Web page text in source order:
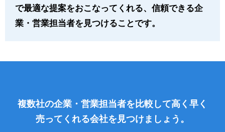
で最適な提案をおこなってくれる、信頼できる企
業・営業担当者を見つけることです。
複数社の企業・営業担当者を比較して高く早く
売ってくれる会社を見つけましょう。